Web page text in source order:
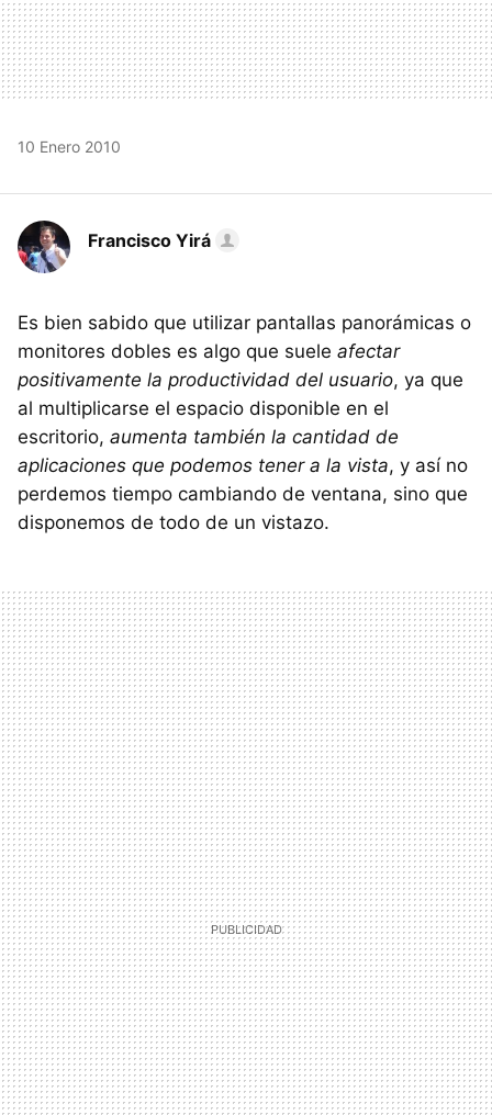
10 Enero 2010
Francisco Yirá
Es bien sabido que utilizar pantallas panorámicas o
monitores dobles es algo que suele afectar
positivamente la productividad del usuario, ya que
al multiplicarse el espacio disponible en el
escritorio, aumenta también la cantidad de
aplicaciones que podemos tener a la vista, y así no
perdemos tiempo cambiando de ventana, sino que
disponemos de todo de un vistazo.